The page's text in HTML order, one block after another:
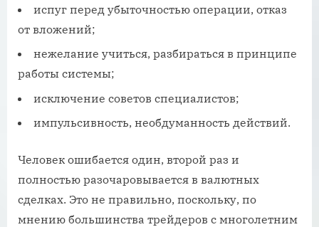
испуг перед убыточностью операции, отказ
от вложений;
нежелание учиться, разбираться в принципе
работы системы;
исключение советов специалистов;
импульсивность, необдуманность действий.
Человек ошибается один, второй раз и
полностью разочаровывается в валютных
сделках. Это не правильно, поскольку, по
мнению большинства трейдеров с многолетним